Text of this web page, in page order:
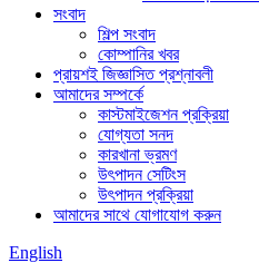
সংবাদ
শিল্প সংবাদ
কোম্পানির খবর
প্রায়শই জিজ্ঞাসিত প্রশ্নাবলী
আমাদের সম্পর্কে
কাস্টমাইজেশন প্রক্রিয়া
যোগ্যতা সনদ
কারখানা ভ্রমণ
উৎপাদন সেটিংস
উৎপাদন প্রক্রিয়া
আমাদের সাথে যোগাযোগ করুন
English